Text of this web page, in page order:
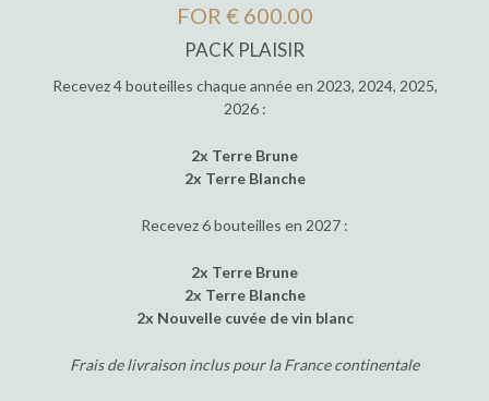
FOR € 600.00
PACK PLAISIR
Recevez 4 bouteilles chaque année en 2023, 2024, 2025,
2026 :
2x Terre Brune
2x Terre Blanche
Recevez 6 bouteilles en 2027 :
2x Terre Brune
2x Terre Blanche
2x Nouvelle cuvée de vin blanc
Frais de livraison inclus pour la France continentale